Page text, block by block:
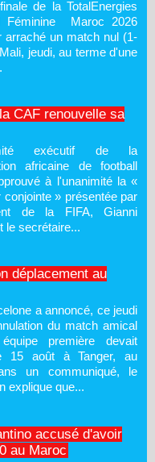
de la TotalEnergies
Féminine Maroc 2026
arraché un match nul (1-
jeudi, au terme d'une
CAF renouvelle sa
exécutif de la
africaine de football
à l'unanimité la «
conjointe » présentée par
de la FIFA, Gianni
le secrétaire...
déplacement au
a annoncé, ce jeudi
du match amical
première devait
15 août à Tanger, au
un communiqué, le
explique que...
accusé d'avoir
au Maroc